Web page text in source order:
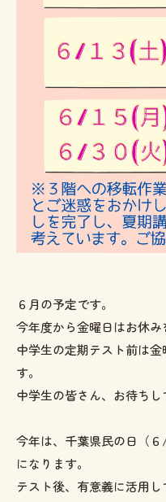
６月の予定です。
今年度から金曜日はお休み
中学生の定期テスト前は
す。
中学生の皆さん、お待ちし
今年は、千葉県民の日（
になります。
テスト後、有意義に活用し